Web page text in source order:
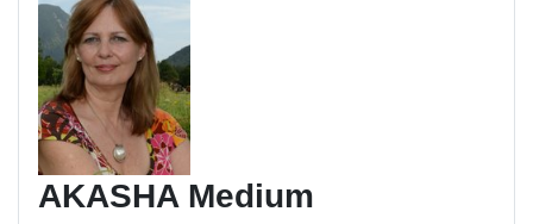
AKASHA Medium